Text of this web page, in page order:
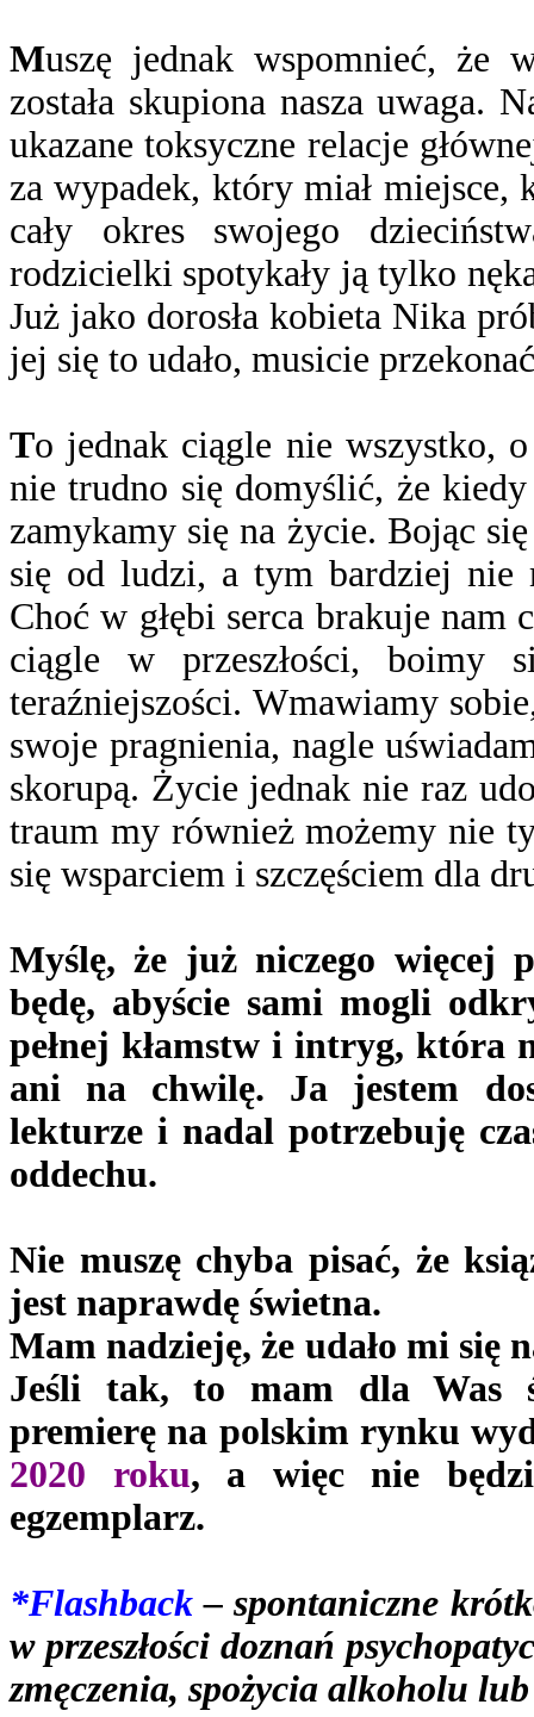
Muszę jednak wspomnieć, że
została skupiona nasza uwaga.
ukazane toksyczne relacje
za wypadek, który miał miejsce,
cały okres swojego
rodzicielki spotykały ją tylko
Już jako dorosła kobieta Nika
jej się to udało, musicie
To jednak ciągle nie wszystko,
nie trudno się domyślić, że kiedy
zamykamy się na życie. Bojąc
się od ludzi, a tym bardziej nie
Choć w głębi serca brakuje
ciągle w przeszłości, boimy
teraźniejszości. Wmawiamy
swoje pragnienia, nagle
skorupą. Życie jednak nie raz
traum my również możemy nie
się wsparciem i szczęściem dla
Myślę, że już niczego więcej
będę, abyście sami mogli
pełnej kłamstw i intryg, która
ani na chwilę. Ja jestem
lekturze i nadal potrzebuję
oddechu.
Nie muszę chyba pisać, że
jest naprawdę świetna.
Mam nadzieję, że udało mi się
Jeśli tak, to mam dla Was
premierę na polskim rynku
2020 roku, a więc nie
egzemplarz.
*Flashback– spontaniczne
w przeszłości doznań
zmęczenia, spożycia alkoholu